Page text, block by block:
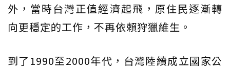
外，當時台灣正值經濟起飛，原住民逐漸轉
向更穩定的工作，不再依賴狩獵維生。
到了1990至2000年代，台灣陸續成立國家公